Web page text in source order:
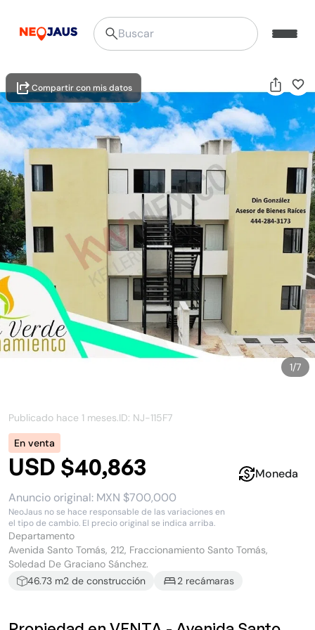
1/7
Compartir con mis datos
Publicado hace 1 meses.ID: NJ-115F7
En venta
USD $40,863
Anuncio original: MXN $700,000
NeoJaus no se hace responsable de las variaciones en
el tipo de cambio. El precio original se indica arriba.
Moneda
Departamento
Avenida Santo Tomás, 212, Fraccionamiento Santo Tomás,
Soledad De Graciano Sánchez.
46.73 m2 de construcción 2 recámaras